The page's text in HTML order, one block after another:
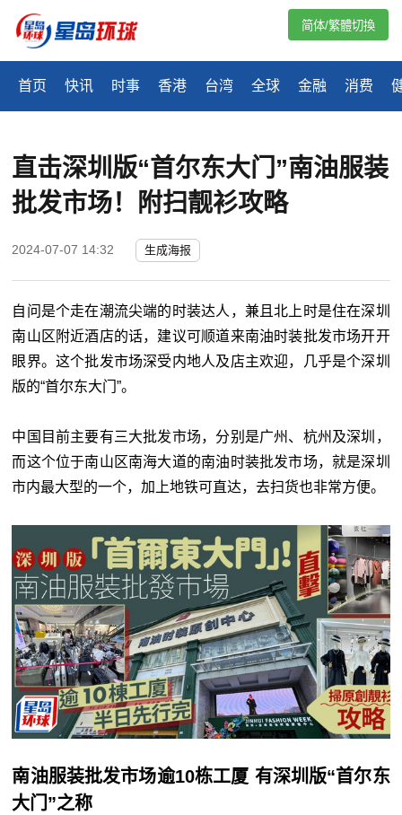
首页 快讯 时事 香港 台湾 全球 金融 消费
简体/繁體切換
直击深圳版“首尔东大门”南油服装
批发市场！附扫靓衫攻略
2024-07-07 14:32 生成海报
自问是个走在潮流尖端的时装达人，兼且北上时是住在深圳
南山区附近酒店的话，建议可顺道来南油时装批发市场开开
眼界。这个批发市场深受内地人及店主欢迎，几乎是个深圳
版的“首尔东大门”。
中国目前主要有三大批发市场，分别是广州、杭州及深圳，
而这个位于南山区南海大道的南油时装批发市场，就是深圳
市内最大型的一个，加上地铁可直达，去扫货也非常方便。
南油服装批发市场逾10栋工厦 有深圳版“首尔东
大门”之称